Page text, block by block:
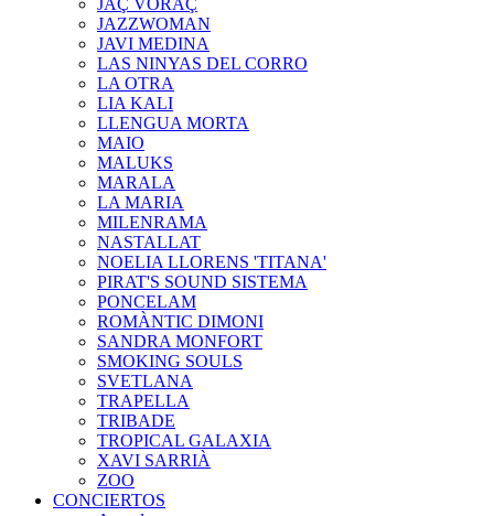
JAÇ VORAÇ
JAZZWOMAN
JAVI MEDINA
LAS NINYAS DEL CORRO
LA OTRA
LIA KALI
LLENGUA MORTA
MAIO
MALUKS
MARALA
LA MARIA
MILENRAMA
NASTALLAT
NOELIA LLORENS 'TITANA'
PIRAT'S SOUND SISTEMA
PONCELAM
ROMÀNTIC DIMONI
SANDRA MONFORT
SMOKING SOULS
SVETLANA
TRAPELLA
TRIBADE
TROPICAL GALAXIA
XAVI SARRIÀ
ZOO
CONCIERTOS